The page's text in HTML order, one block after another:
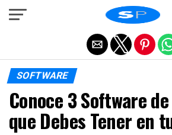
SOFTWARE
Conoce 3 Software
que Debes Tener en
Salir de la versión